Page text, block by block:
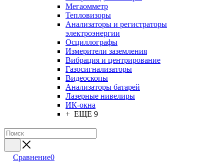
Мегаомметр
Тепловизоры
Анализаторы и регистраторы
электроэнергии
Осциллографы
Измерители заземления
Вибрация и центрирование
Газосигнализаторы
Видеоскопы
Анализаторы батарей
Лазерные нивелиры
ИК-окна
+ ЕЩЕ 9
Сравнение0